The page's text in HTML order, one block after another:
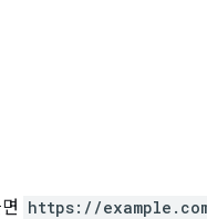
https://